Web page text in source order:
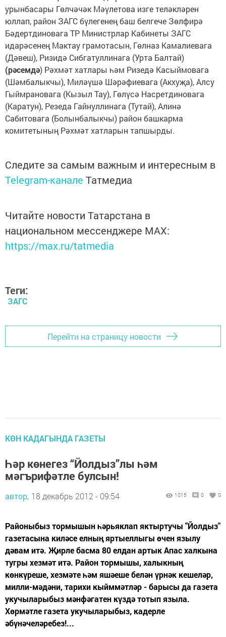
урынбасары Гөлчәчәк Мәүлетова изге теләкләрен
юллап, район ЗАГС бүлегенең баш белгече Зөлфирә
Бәдертдиновага ТР Министрлар Кабинеты ЗАГС
идарәсенең Мактау грамотасын, Гөлназ Камалиевага
(Дәвеш), Ризидә Сибгатуллинага (Урта Балтай)
(рәсемдә) Рәхмәт хатлары һәм Ризедә Касыймовага
(Шәмбалыкчы), Миләүшә Шәрәфиевага (Акхуҗа), Алсу
Гыймрановага (Кызыл Тау), Гөлүсә Насретдиновага
(Каратун), Резеда Гайнуллинага (Тутай), Алинә
Сабитовага (Болынбалыкчы) район башкарма
комитетының Рәхмәт хатларын тапшырды.
Следите за самым важным и интересным в
Telegram-канале Татмедиа
Читайте новости Татарстана в
национальном мессенджере MАХ:
https://max.ru/tatmedia
Теги:
ЗАГС
Перейти на страницу новости
КӨН КАДАГЫНДА ГАЗЕТЫ
Һәр көнегез “Йолдыз”лы һәм
мәгърифәтле булсын!
автор, 18 декабрь 2012 - 09:54 1015 0 0
Районыбыз тормышын һәрьяклап яктыртучы "Йолдыз"
газетасына киләсе елның яртыеллыгы өчен язылу
дәвам итә. Җирле басма 80 елдан артык Апас халкына
тугры хезмәт итә. Район тормышы, халыкның
көнкүреше, хезмәте һәм яшәеше белән үрнәк кешеләр,
милли-мәдәни, тарихи кыйммәтләр - барысы да газета
укучыларыбыз мәнфәгатен күздә тотып языла.
Хөрмәтле газета укучыларыбыз, кадерле
әбүнәчеләребез!...